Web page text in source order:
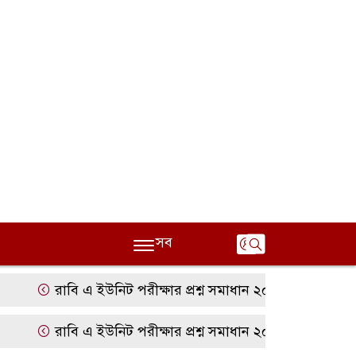
সব
রাবি এ ইউনিট পরীক্ষার প্রশ্ন সমাধান ২০২৫ | RU A Unit
রাবি এ ইউনিট পরীক্ষার প্রশ্ন সমাধান ২০২৫ | RU A Unit